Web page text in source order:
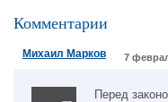
Комментарии
Михаил Марков 7
Перед